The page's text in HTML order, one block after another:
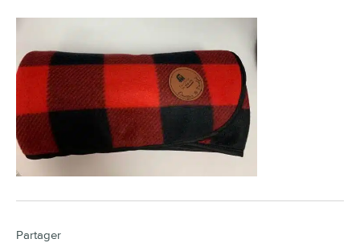
Partager